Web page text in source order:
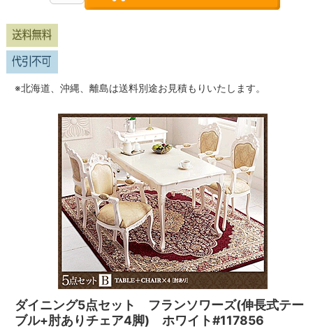
※北海道、沖縄、離島は送料別途お見積もりいたします。
ダイニング5点セット フランソワーズ(伸長式テー
ブル+肘ありチェア4脚) ホワイト#117856